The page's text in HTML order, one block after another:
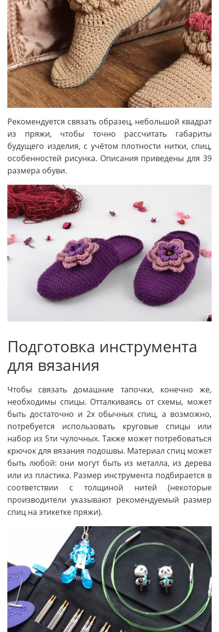
Рекомендуется связать образец, небольшой квадрат
из пряжи, чтобы точно рассчитать габариты
будущего изделия, с учётом плотности нитки, спиц,
особенностей рисунка. Описания приведены для 39
размера обуви.
Подготовка инструмента
для вязания
Чтобы связать домашние тапочки, конечно же,
необходимы спицы. Отталкиваясь от схемы, может
быть достаточно и 2х обычных спиц, а возможно,
потребуется использовать круговые спицы или
набор из 5ти чулочных. Также может потребоваться
крючок для вязания подошвы. Материал спиц может
быть любой: они могут быть из металла, из дерева
или из пластика. Размер инструмента подбирается в
соответствии с толщиной нитей (некоторые
производители указывают рекомендуемый размер
спиц на этикетке пряжи).